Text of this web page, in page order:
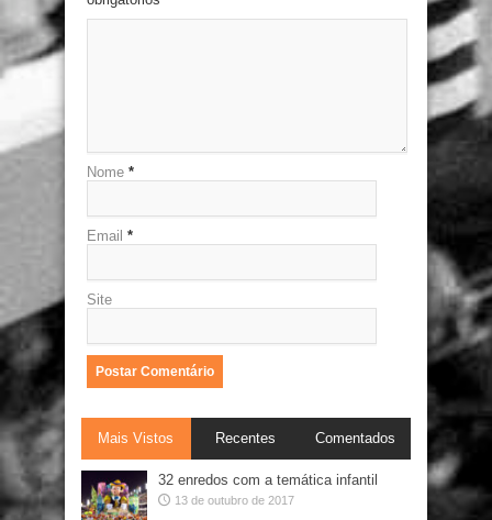
Nome *
Email *
Site
Mais Vistos Recentes Comentados
32 enredos com a temática infantil
13 de outubro de 2017